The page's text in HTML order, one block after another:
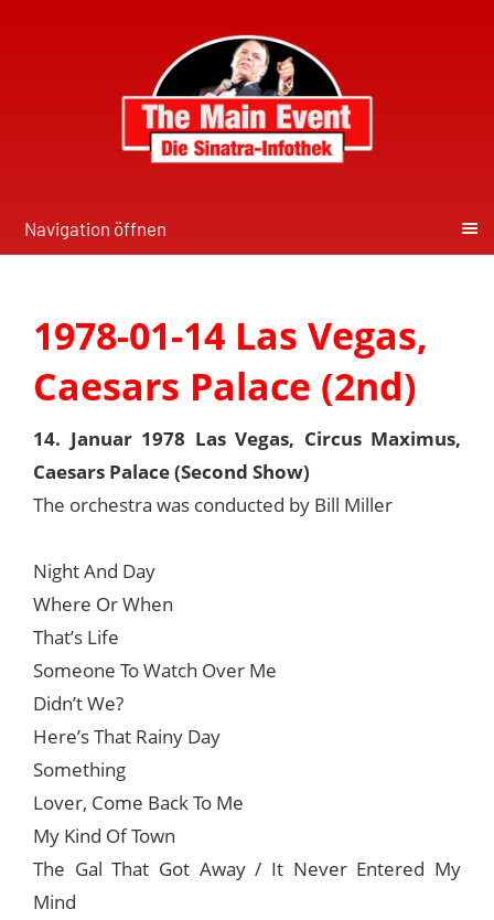
Navigation öffnen
1978-01-14 Las Vegas,
Caesars Palace (2nd)
14. Januar 1978 Las Vegas, Circus Maximus,
Caesars Palace (Second Show)
The orchestra was conducted by Bill Miller
Night And Day
Where Or When
That’s Life
Someone To Watch Over Me
Didn’t We?
Here’s That Rainy Day
Something
Lover, Come Back To Me
My Kind Of Town
The Gal That Got Away / It Never Entered My
Mind